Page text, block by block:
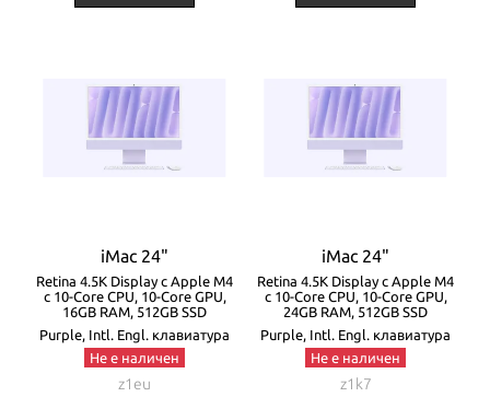
iMac 24"
Retina 4.5K Display с Apple M4
с 10-Core CPU, 10-Core GPU,
16GB RAM, 512GB SSD
Purple, Intl. Engl. клавиатура
Не е наличен
z1eu
iMac 24"
Retina 4.5K Display с Apple M4
с 10-Core CPU, 10-Core GPU,
24GB RAM, 512GB SSD
Purple, Intl. Engl. клавиатура
Не е наличен
z1k7